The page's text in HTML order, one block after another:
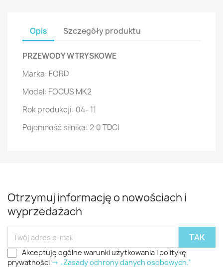
Opis Szczegóły produktu
PRZEWODY WTRYSKOWE
Marka: FORD
Model: FOCUS MK2
Rok produkcji: 04- 11
Pojemność silnika: 2.0 TDCI
Otrzymuj informację o nowościach i
wyprzedażach
Akceptuję ogólne warunki użytkowania i politykę
prywatności -> „Zasady ochrony danych osobowych.”